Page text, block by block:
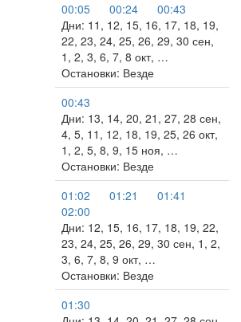
00:05 00:24
00:43
Дни: 11, 12, 15, 16, 17, 18, 19,
22, 23, 24, 25, 26, 29, 30 сен,
1, 2, 3, 6, 7, 8 окт, …
Остановки: Везде
00:43
Дни: 13, 14, 20, 21, 27, 28 сен,
4, 5, 11, 12, 18, 19, 25, 26 окт,
1, 2, 5, 8, 9, 15 ноя, …
Остановки: Везде
01:02
01:21
01:41
02:00
Дни: 12, 15, 16, 17, 18, 19, 22,
23, 24, 25, 26, 29, 30 сен, 1, 2,
3, 6, 7, 8, 9 окт, …
Остановки: Везде
01:30